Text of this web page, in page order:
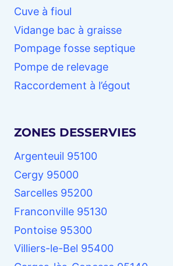
Cuve à fioul
Vidange bac à graisse
Pompage fosse septique
Pompe de relevage
Raccordement à l’égout
ZONES DESSERVIES
Argenteuil 95100
Cergy 95000
Sarcelles 95200
Franconville 95130
Pontoise 95300
Villiers-le-Bel 95400